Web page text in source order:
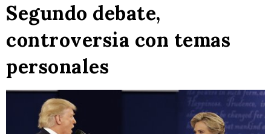
Segundo debate,
controversia con temas
personales